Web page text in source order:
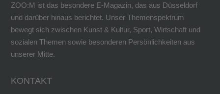
ZOO:M ist das besondere E-Magazin, das aus Düsseldorf
und darüber hinaus berichtet. Unser Themenspektrum
bewegt sich zwischen Kunst & Kultur, Sport, Wirtschaft und
sozialen Themen sowie besonderen Persönlichkeiten aus
unserer Mitte.
KONTAKT